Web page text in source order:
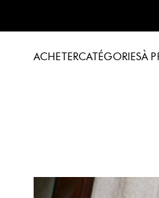
ACHETERCATÉGORIESÀ